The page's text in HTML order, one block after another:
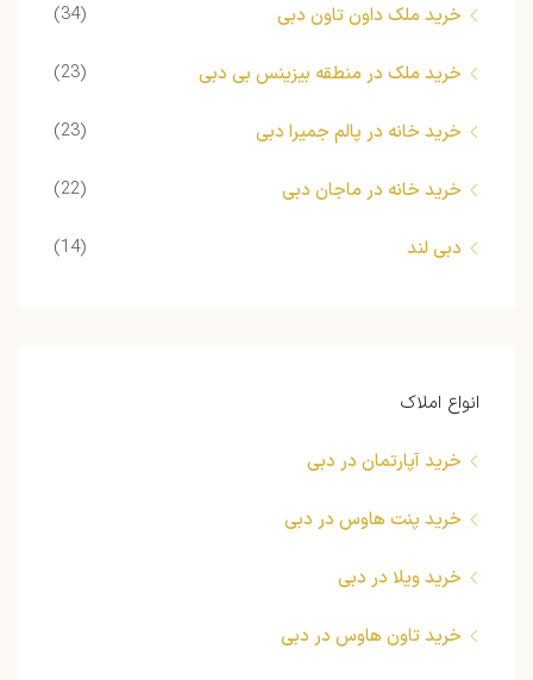
خرید ملک داون تاون دبی (34)
خرید ملک در منطقه بیزینس بی دبی (23)
خرید خانه در پالم جمیرا دبی (23)
خرید خانه در ماجان دبی (22)
دبی لند (14)
انواع املاک
خرید آپارتمان در دبی
خرید پنت هاوس در دبی
خرید ویلا در دبی
خرید تاون هاوس در دبی